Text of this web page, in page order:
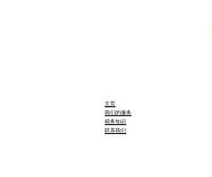
主页
我们的服务
税务知识
联系我们